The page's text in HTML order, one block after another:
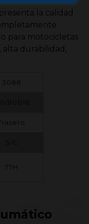
la calidad
para motocicletas
alta durabilidad,
3088
77H